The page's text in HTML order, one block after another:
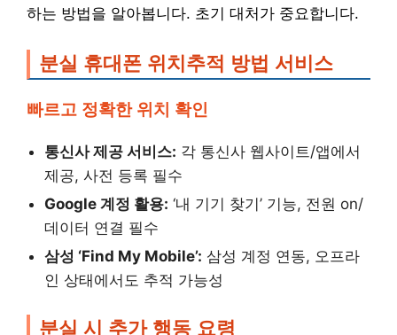
하는 방법을 알아봅니다. 초기 대처가 중요합니다.
분실 휴대폰 위치추적 방법 서비스
빠르고 정확한 위치 확인
통신사 제공 서비스: 각 통신사 웹사이트/앱에서
제공, 사전 등록 필수
Google 계정 활용: ‘내 기기 찾기’ 기능, 전원 on/
데이터 연결 필수
삼성 ‘Find My Mobile’: 삼성 계정 연동, 오프라
인 상태에서도 추적 가능성
분실 시 추가 행동 요령